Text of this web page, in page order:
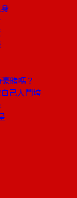
賭嗎？
己人鬥垮